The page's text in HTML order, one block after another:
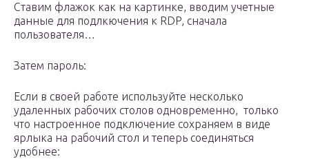
Ставим флажок как на картинке, вводим учетные
данные для подлкючения к RDP, сначала
пользователя…
Затем пароль:
Если в своей работе используйте несколько
удаленных рабочих столов одновременно, только
что настроенное подключение сохраняем в виде
ярлыка на рабочий стол и теперь соединяться
удобнее: